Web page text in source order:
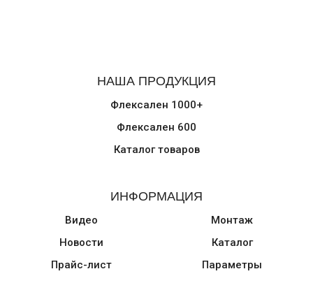
НАША ПРОДУКЦИЯ
Флексален 1000+
Флексален 600
Каталог товаров
ИНФОРМАЦИЯ
Видео
Новости
Прайс-лист
Монтаж
Каталог
Параметры